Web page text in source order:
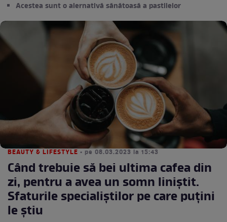
Acestea sunt o alernativă sănătoasă a pastilelor
BEAUTY & LIFESTYLE • pe 08.03.2023 la 15:43
Când trebuie să bei ultima cafea din
zi, pentru a avea un somn liniștit.
Sfaturile specialiștilor pe care puțini
le știu